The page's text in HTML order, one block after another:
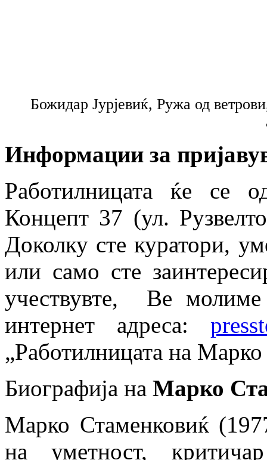
Божидар Јурјевиќ, Ружа од
Информации за
Работилницата ќе се
Концепт 37 (ул.
Доколку сте куратори,
или само сте
учествувте, Ве молиме
интернет адреса:
„Работилницата на
Биографија на Марко
Марко Стаменковиќ
на уметност,